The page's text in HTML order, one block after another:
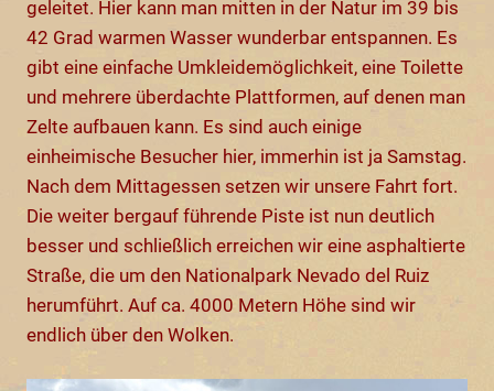
geleitet. Hier kann man mitten in der Natur im 39 bis
42 Grad warmen Wasser wunderbar entspannen. Es
gibt eine einfache Umkleidemöglichkeit, eine Toilette
und mehrere überdachte Plattformen, auf denen man
Zelte aufbauen kann. Es sind auch einige
einheimische Besucher hier, immerhin ist ja Samstag.
Nach dem Mittagessen setzen wir unsere Fahrt fort.
Die weiter bergauf führende Piste ist nun deutlich
besser und schließlich erreichen wir eine asphaltierte
Straße, die um den Nationalpark Nevado del Ruiz
herumführt. Auf ca. 4000 Metern Höhe sind wir
endlich über den Wolken.